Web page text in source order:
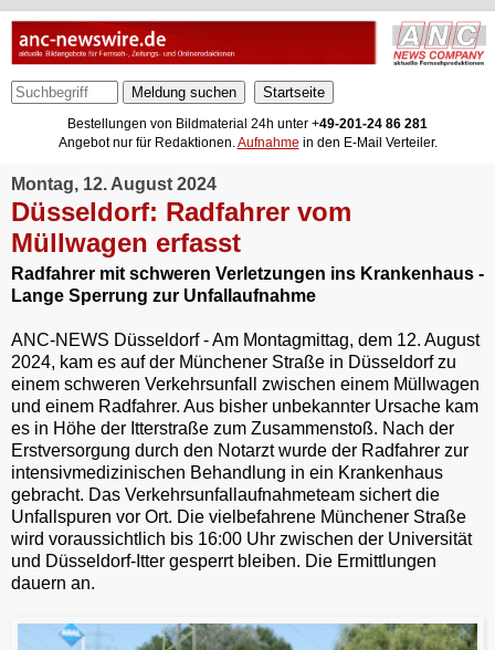
Meldung suchen
Bestellungen von Bildmaterial 24h unter +49-201-24 86 281
Angebot nur für Redaktionen.Aufnahme in den E-Mail Verteiler.
Montag, 12. August 2024
Düsseldorf: Radfahrer vom
Müllwagen erfasst
Radfahrer mit schweren Verletzungen ins Krankenhaus -
Lange Sperrung zur Unfallaufnahme
ANC-NEWS Düsseldorf - Am Montagmittag, dem 12. August
2024, kam es auf der Münchener Straße in Düsseldorf zu
einem schweren Verkehrsunfall zwischen einem Müllwagen
und einem Radfahrer. Aus bisher unbekannter Ursache kam
es in Höhe der Itterstraße zum Zusammenstoß. Nach der
Erstversorgung durch den Notarzt wurde der Radfahrer zur
intensivmedizinischen Behandlung in ein Krankenhaus
gebracht. Das Verkehrsunfallaufnahmeteam sichert die
Unfallspuren vor Ort. Die vielbefahrene Münchener Straße
wird voraussichtlich bis 16:00 Uhr zwischen der Universität
und Düsseldorf-Itter gesperrt bleiben. Die Ermittlungen
dauern an.